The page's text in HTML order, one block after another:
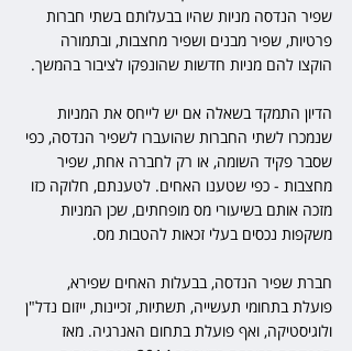
שפיר הנדסה מניות שהיו בבעלותם בשתי חברות
פרטיות, שפיר מבנים ושפיר מחצבות, ובתמורה
הוקצו להם מניות חדשות שהונפקו לציבור בהמשך.
הדיון התמקד בשאלה אם יש לייחס את המניות
שנמכרו לשתי החברות שהועברו לשפיר הנדסה, כפי
שסבר פקיד השומה, או רק לחברה אחת, שפיר
מחצבות - כפי שטענו האחים. לטענתם, חלוקה כזו
מזכה אותם בשיעורי מס מופחתים, שכן המניות
משקפות נכסים בעלי זכאות להטבות מס.
חברת שפיר הנדסה, בבעלות האחים שפירא,
פועלת בתחומי תעשייה, תשתיות, זכיינות, ייזום נדל"ן
ולוגיסטיקה, ואף פועלת בתחום האנרגיה. מאז